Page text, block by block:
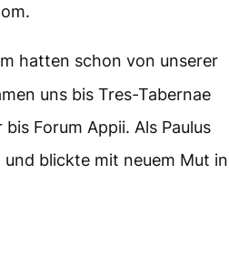
hatten schon von unserer
uns bis Tres-Tabernae
Forum Appii. Als Paulus
blickte mit neuem Mut in